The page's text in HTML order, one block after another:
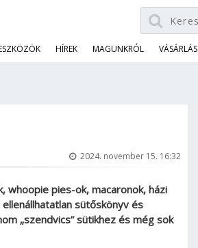
HÍREK MAGUNKRÓL VÁSÁRLÁS
2024. november 15. 16:32
whoopie pies-ok, macaronok, házi
sütőskönyv és
„szendvics” sütikhez és még sok